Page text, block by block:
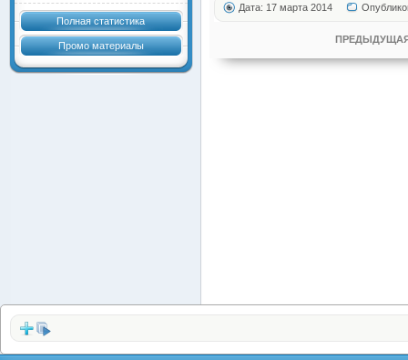
Полная статистика
Промо материалы
Дата: 17 марта 2014